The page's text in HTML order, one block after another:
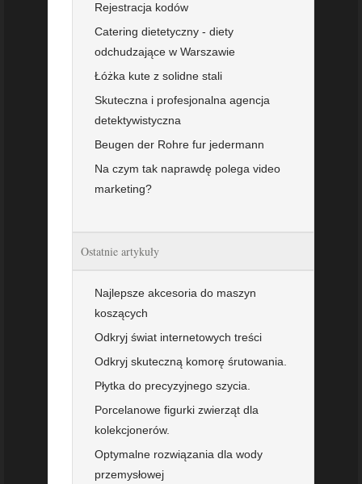
Rejestracja kodów
Catering dietetyczny - diety
odchudzające w Warszawie
Łóżka kute z solidne stali
Skuteczna i profesjonalna agencja
detektywistyczna
Beugen der Rohre fur jedermann
Na czym tak naprawdę polega video
marketing?
Ostatnie artykuły
Najlepsze akcesoria do maszyn
koszących
Odkryj świat internetowych treści
Odkryj skuteczną komorę śrutowania.
Płytka do precyzyjnego szycia.
Porcelanowe figurki zwierząt dla
kolekcjonerów.
Optymalne rozwiązania dla wody
przemysłowej